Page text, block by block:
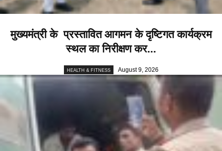
मुख्यमंत्री के प्रस्तावित आगमन के दृष्टिगत कार्यक्रम
स्थल का निरीक्षण कर...
HEALTH & FITNESS August 9, 2026